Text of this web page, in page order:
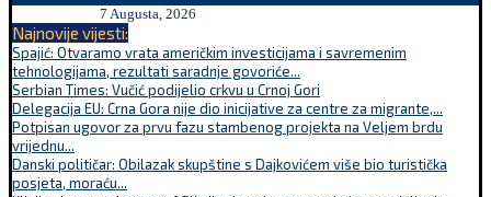
7 Augusta, 2026
Najnovije vijesti:
Spajić: Otvaramo vrata američkim investicijama i savremenim
tehnologijama, rezultati saradnje govoriće...
Serbian Times: Vučić podijelio crkvu u Crnoj Gori
Delegacija EU: Crna Gora nije dio inicijative za centre za migrante,...
Potpisan ugovor za prvu fazu stambenog projekta na Veljem brdu
vrijednu...
Danski političar: Obilazak skupštine s Dajkovićem više bio turistička
posjeta, moraću...